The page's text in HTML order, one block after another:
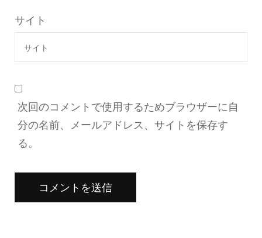
サイト
次回のコメントで使用するためブラウザーに自
分の名前、メールアドレス、サイトを保存す
る。